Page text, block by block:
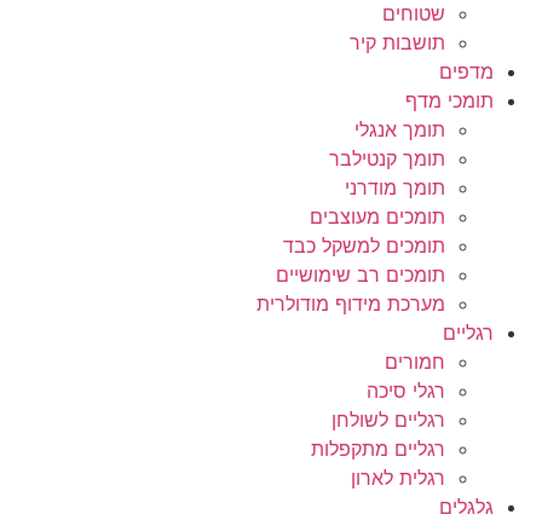
שטוחים
תושבות קיר
מדפים
תומכי מדף
תומך אנגלי
תומך קנטילבר
תומך מודרני
תומכים מעוצבים
תומכים למשקל כבד
תומכים רב שימושיים
מערכת מידוף מודולרית
רגליים
חמורים
רגלי סיכה
רגליים לשולחן
רגליים מתקפלות
רגלית לארון
גלגלים